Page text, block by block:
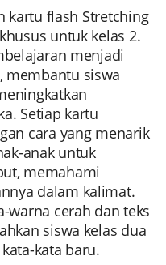
kartu flash Stretching
untuk kelas 2.
menjadi
membantu siswa
Setiap kartu
cara yang menarik
anak untuk
memahami
dalam kalimat.
warna cerah dan teks
siswa kelas dua
kata baru.